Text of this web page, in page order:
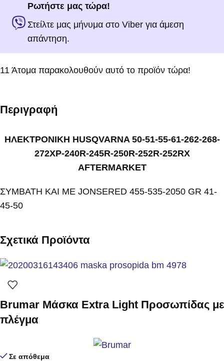
Ρωτήστε μας τώρα!
Στείλτε μας μήνυμα στο Viber για άμεση
απάντηση.
11 Άτομα παρακολουθούν αυτό το προϊόν τώρα!
Περιγραφή
ΗΛΕΚΤΡΟΝΙΚΗ HUSQVARNA 50-51-55-61-262-268-
272XP-240R-245R-250R-252R-252RX
AFTERMARKET
ΣΥΜΒΑΤΗ ΚΑΙ ΜΕ JONSERED 455-535-2050 GR 41-
45-50
Σχετικά Προϊόντα
Brumar Μάσκα Extra Light Προσωπίδας με
πλέγμα
Σε απόθεμα